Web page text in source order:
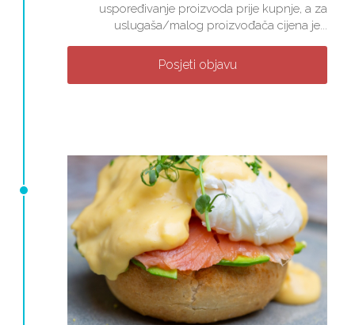
uspoređivanje proizvoda prije kupnje, a za
uslugaša/malog proizvođača cijena je...
Posjeti objavu